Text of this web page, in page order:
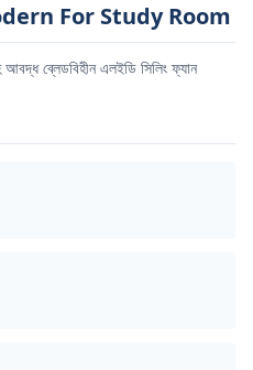
For Study Room
ব্লেডবিহীন এলইডি সিলিং ফ্যান